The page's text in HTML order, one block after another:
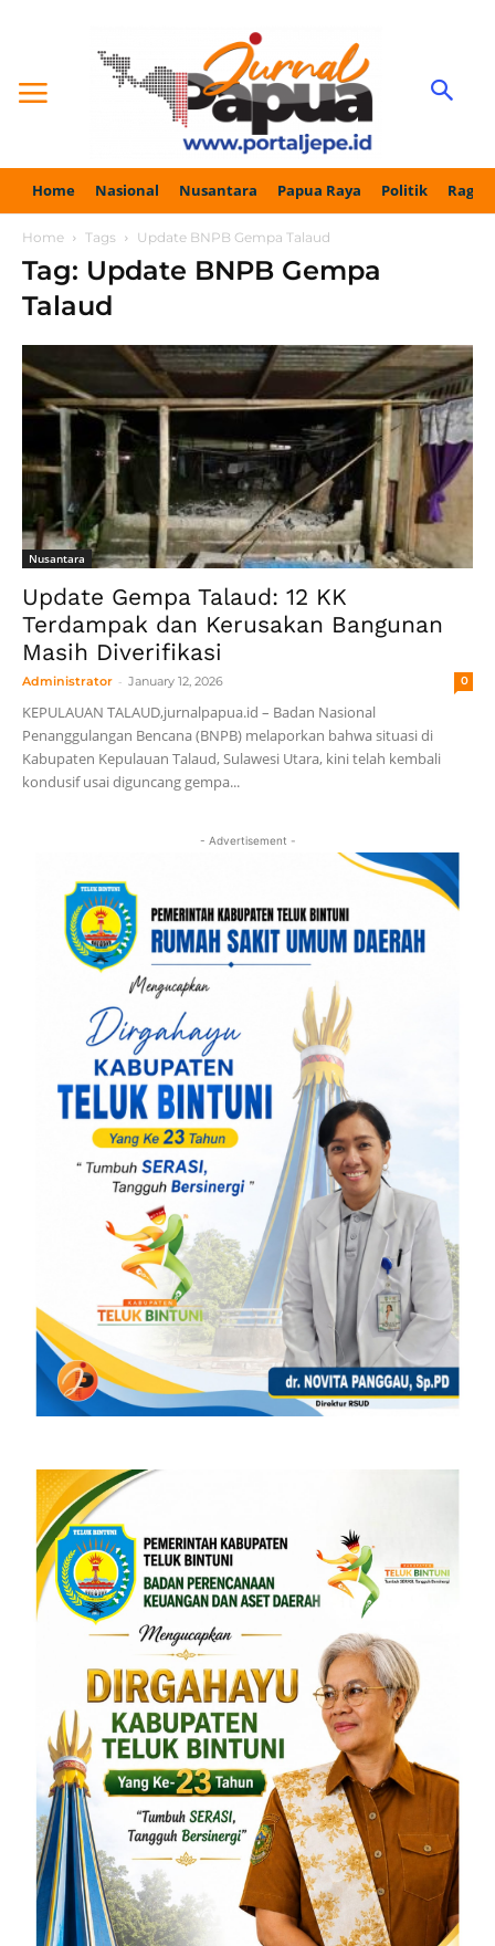
Home Nasional Nusantara Papua Raya Politik
Home Tags Update BNPB Gempa Talaud
Tag: Update BNPB Gempa
Talaud
Nusantara
Update Gempa Talaud: 12 KK
Terdampak dan Kerusakan Bangunan
Masih Diverifikasi
Administrator - January 12, 2026 0
KEPULAUAN TALAUD,jurnalpapua.id – Badan Nasional
Penanggulangan Bencana (BNPB) melaporkan bahwa situasi di
Kabupaten Kepulauan Talaud, Sulawesi Utara, kini telah kembali
kondusif usai diguncang gempa...
- Advertisement -